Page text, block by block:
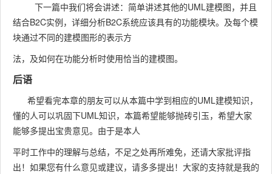
下一篇中我们将会讲述：简单讲述其他的UML建模图，并且
结合B2C实例，详细分析B2C系统应该具有的功能模块。及每个模
块通过不同的建模图形的表示方
法，及如何在功能分析时使用恰当的建模图。
后语
希望看完本章的朋友可以从本篇中学到相应的UML建模知识，
懂的人可以巩固下UML知识，本篇希望能够抛砖引玉，希望大家
能够多提出宝贵意见。由于是本人
平时工作中的理解与总结，不足之处再所难免，还请大家批评指
出！如果您有什么意见或建议，请多多提出！大家的支持就是我的